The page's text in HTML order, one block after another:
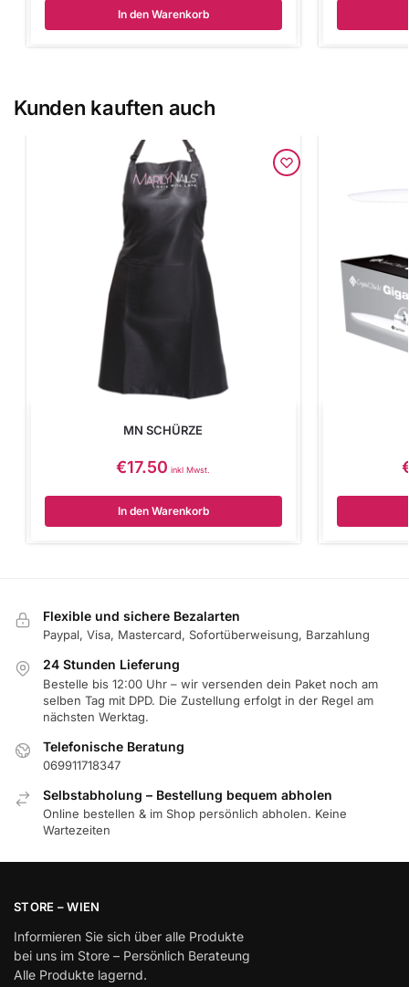
In den Warenkorb
Kunden kauften auch
MN SCHÜRZE
€17.50 inkl Mwst.
In den Warenkorb
Flexible und sichere Bezalarten
Paypal, Visa, Mastercard, Sofortüberweisung, Barzahlung
24 Stunden Lieferung
Bestelle bis 12:00 Uhr – wir versenden dein Paket noch am
selben Tag mit DPD. Die Zustellung erfolgt in der Regel am
nächsten Werktag.
Telefonische Beratung
069911718347
Selbstabholung – Bestellung bequem abholen
Online bestellen & im Shop persönlich abholen. Keine
Wartezeiten
STORE – WIEN
Informieren Sie sich über alle Produkte
bei uns im Store – Persönlich Berateung
Alle Produkte lagernd.